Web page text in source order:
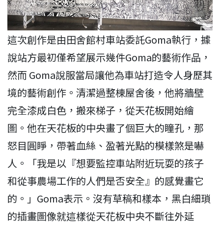
這次創作是由田舍館村車站委託Goma執行，據
說站方最初僅希望展示幾件Goma的藝術作品，
然而 Goma說服當局讓他為車站打造令人身歷其
境的藝術創作。清潔過整棟屋舍後，他將牆壁
完全漆成白色，搬來梯子，從天花板開始繪
圖。他在天花板的中央畫了個巨大的瞳孔，那
怒目圓睜，帶著血絲、盈著光點的模樣煞是嚇
人。「我是以『想要監控車站附近玩耍的孩子
和從事農場工作的人們是否安全』的感覺畫它
的。」Goma表示。沒有草稿和樣本，黑白細瑣
的插畫圖像就這樣從天花板中央不斷往外延